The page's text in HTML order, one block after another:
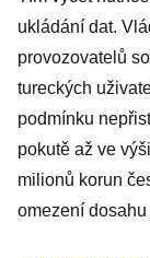
ukládání dat.
provozovatelů
tureckých
podmínku
pokutě až ve
milionů korun
omezení